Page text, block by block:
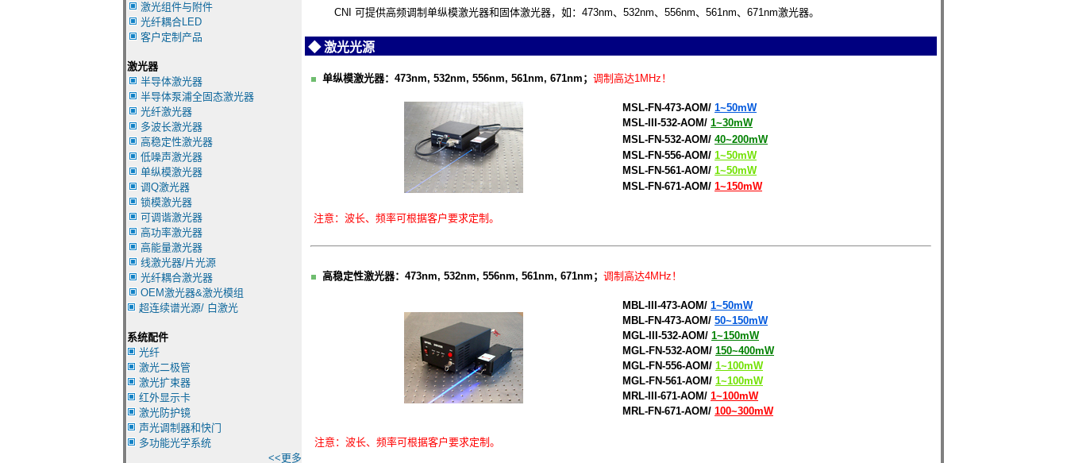
激光组件与附件
光纤耦合LED
客户定制产品
激光器
半导体激光器
半导体泵浦全固态激光器
光纤激光器
多波长激光器
高稳定性激光器
低噪声激光器
单纵模激光器
调Q激光器
锁模激光器
可调谐激光器
高功率激光器
高能量激光器
线激光器/片光源
光纤耦合激光器
OEM激光器&激光模组
超连续谱光源/ 白激光
系统配件
光纤
激光二极管
激光扩束器
红外显示卡
激光防护镜
声光调制器和快门
多功能光学系统
<<更多
CNI 可提供高频调制单纵模激光器和固体激光器，如：473nm、532nm、556nm、561nm、671nm激光器。
◆ 激光光源
单纵模激光器： 473nm, 532nm, 556nm, 561nm, 671nm； 调制高达1MHz！
MSL-FN-473-AOM/ 1~50mW
MSL-III-532-AOM/ 1~30mW
MSL-FN-532-AOM/ 40~200mW
MSL-FN-556-AOM/ 1~50mW
MSL-FN-561-AOM/ 1~50mW
MSL-FN-671-AOM/ 1~150mW
注意：波长、频率可根据客户要求定制。
高稳定性激光器： 473nm, 532nm, 556nm, 561nm, 671nm； 调制高达4MHz！
MBL-III-473-AOM/ 1~50mW
MBL-FN-473-AOM/ 50~150mW
MGL-III-532-AOM/ 1~150mW
MGL-FN-532-AOM/ 150~400mW
MGL-FN-556-AOM/ 1~100mW
MGL-FN-561-AOM/ 1~100mW
MRL-III-671-AOM/ 1~100mW
MRL-FN-671-AOM/ 100~300mW
注意：波长、频率可根据客户要求定制。